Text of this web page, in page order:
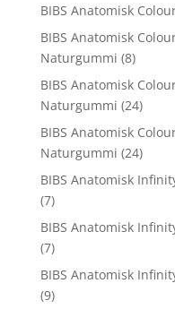
BIBS Anatomisk
BIBS Anatomisk
Naturgummi (8)
BIBS Anatomisk
Naturgummi (24)
BIBS Anatomisk
Naturgummi (24)
BIBS Anatomisk
(7)
BIBS Anatomisk
(7)
BIBS Anatomisk
(9)